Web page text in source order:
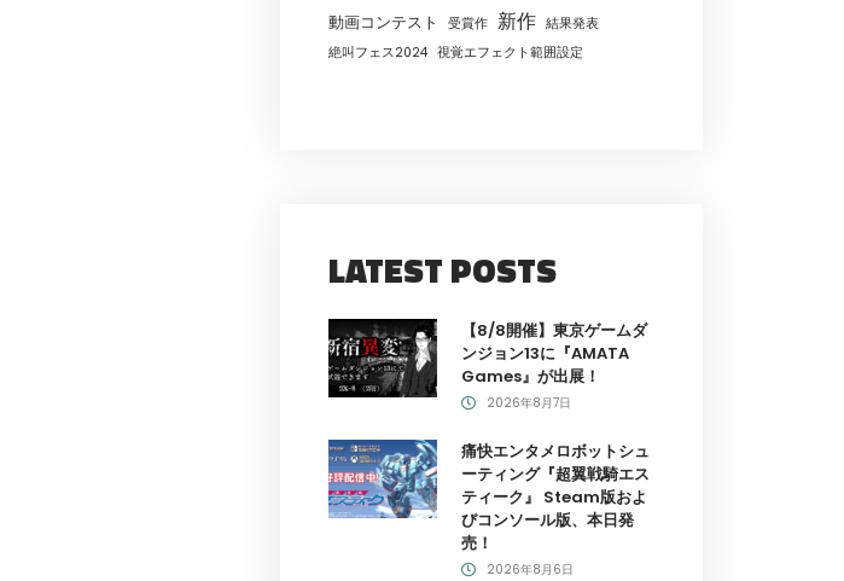
動画コンテスト 受賞作 新作 結果発表
絶叫フェス2024 視覚エフェクト範囲設定
LATEST POSTS
【8/8開催】東京ゲームダ
ンジョン13に『AMATA
Games』が出展！
2026年8月7日
痛快エンタメロボットシュ
ーティング『超翼戦騎エス
ティーク』 Steam版およ
びコンソール版、本日発
売！
2026年8月6日